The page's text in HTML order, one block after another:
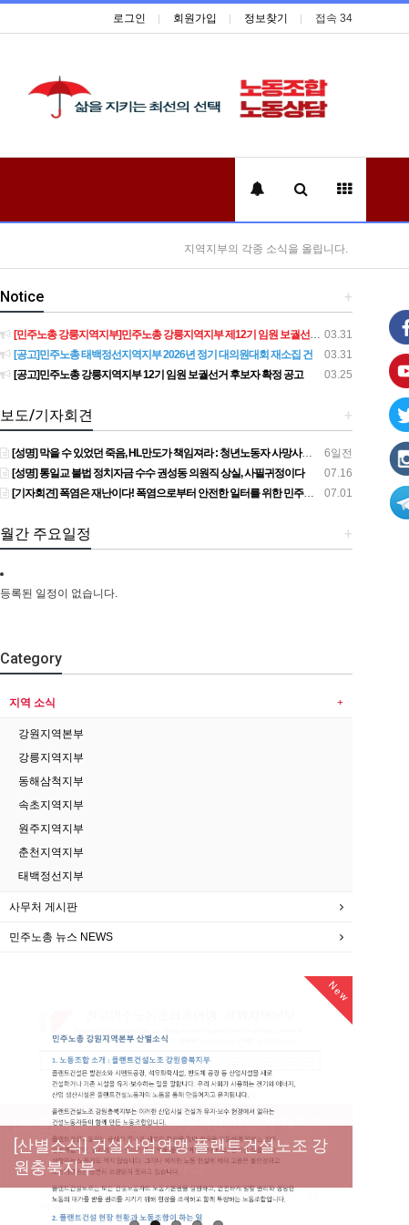
로그인 회원가입 정보찾기 접속 34
지역지부의 각종 소식을 올립니다.
+
Notice
03.31
[민주노총 강릉지역지부]민주노총 강릉지역지부 제12기 임원 보궐선거결과 공고
03.31
[공고]민주노총 태백정선지역지부 2026년 정기 대의원대회 재소집 건
03.25
[공고]민주노총 강릉지역지부 12기 임원 보궐선거 후보자 확정 공고
+
보도/기자회견
6일전
[성명] 막을 수 있었던 죽음, HL만도가 책임져라 : 청년노동자 사망사고의 철저한 진상규명과 재발방지 대책 마련하라
07.16
[성명] 통일교 불법 정치자금 수수 권성동 의원직 상실, 사필귀정이다
07.01
[기자회견] 폭염은 재난이다! 폭염으로부터 안전한 일터를 위한 민주노총 강원지역본부 폭염감시단 선포 기자회견
+
월간 주요일정
등록된 일정이 없습니다.
Category
지역 소식
강원지역본부
강릉지역지부
동해삼척지부
속초지역지부
원주지역지부
춘천지역지부
태백정선지부
사무처 게시판
민주노총 뉴스 NEWS
New
[성명] 막을 수 있었던 죽음, HL만도가 책임져
라 : 청년노동자 사망사고의 철저한 진상규명
과 재발방지 대책 마련하라
New
[산별소식] 건설산업연맹 플랜트건설노조 강
원충북지부
New
[강릉,속초,원주,춘천] 폭염감시단 사업 이모저
모
New
[조합원☆인터뷰] 서비스연맹 전국학교비정
규직노동조합 강원지부 김유미 춘천지회장
[본부소식] 강원지역 노동자 합창단 모임